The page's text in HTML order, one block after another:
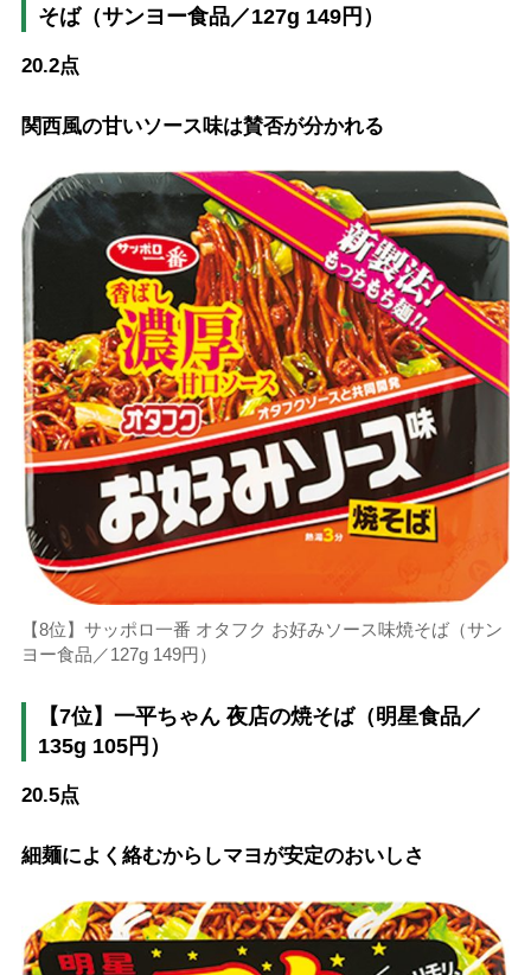
そば（サンヨー食品／127g 149円）
20.2点
関西風の甘いソース味は賛否が分かれる
【8位】サッポロ一番 オタフク お好みソース味焼そば（サン
ヨー食品／127g 149円）
【7位】一平ちゃん 夜店の焼そば（明星食品／
135g 105円）
20.5点
細麺によく絡むからしマヨが安定のおいしさ